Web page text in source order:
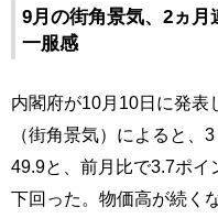
9月の街角景気、2ヵ
一服感
内閣府が10月10日に発表
（街角景気）によると、
49.9と、前月比で3.7ポイ
下回った。物価高が続く